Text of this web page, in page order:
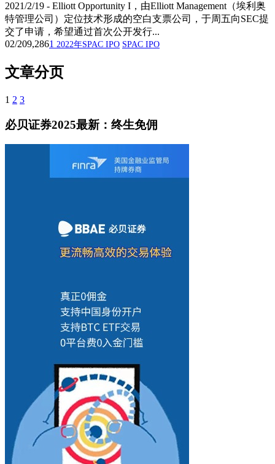
2021/2/19 - Elliott Opportunity I，由Elliott Management（埃利奥
特管理公司）定位技术形成的空白支票公司，于周五向SEC提
交了申请，希望通过首次公开发行...
02/209,2861 2022年SPAC IPO SPAC IPO
文章分页
1 2 3
必贝证券2025最新：终生免佣